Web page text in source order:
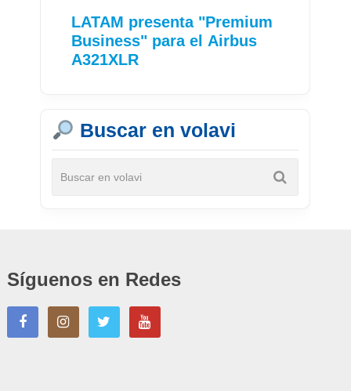
LATAM presenta "Premium
Business" para el Airbus
A321XLR
Buscar en volavi
Síguenos en Redes